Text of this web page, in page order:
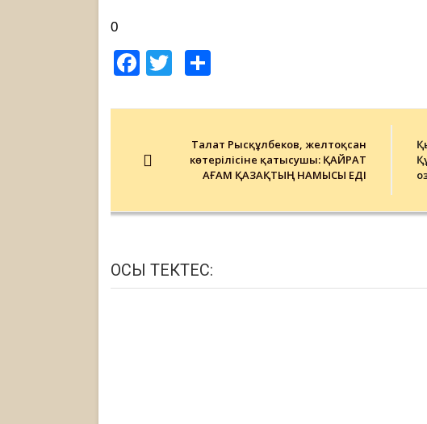
0
Facebook
Twitter
navigationТалғат Рысқұлбеков, желтоқсан
көтерілісіне қатысушы: ҚАЙРАТ
АҒАМ ҚАЗАҚТЫҢ НАМЫСЫ ЕДІ
ОСЫ ТЕКТЕС: